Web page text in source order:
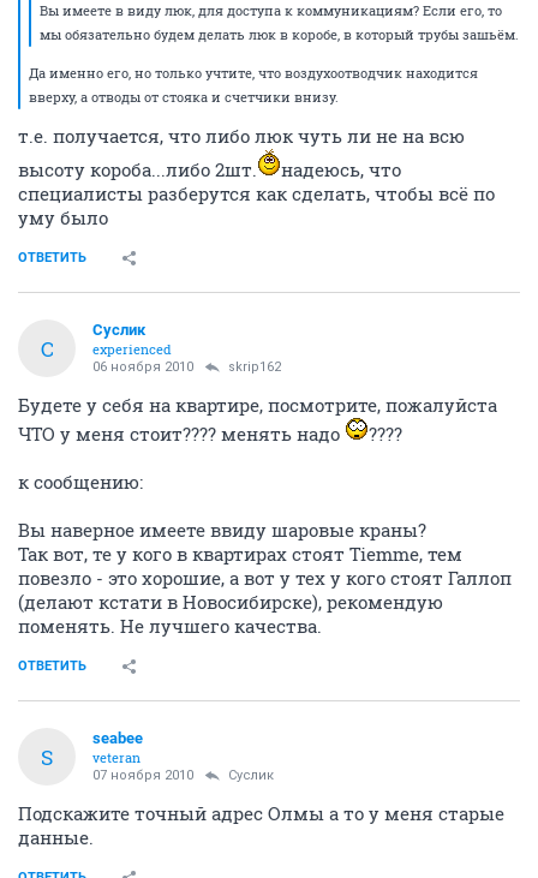
Вы имеете в виду люк, для доступа к коммуникациям? Если его, то
мы обязательно будем делать люк в коробе, в который трубы зашьём.
Да именно его, но только учтите, что воздухоотводчик находится
вверху, а отводы от стояка и счетчики внизу.
т.е. получается, что либо люк чуть ли не на всю
высоту короба...либо 2шт.
надеюсь, что
специалисты разберутся как сделать, чтобы всё по
уму было
ОТВЕТИТЬ
С
Суслик
experienced
06 ноября 2010 skrip162
Будете у себя на квартире, посмотрите, пожалуйста
ЧТО у меня стоит???? менять надо
????
к сообщению:
Вы наверное имеете ввиду шаровые краны?
Так вот, те у кого в квартирах стоят Tiemmе, тем
повезло - это хорошие, а вот у тех у кого стоят Галлоп
(делают кстати в Новосибирске), рекомендую
поменять. Не лучшего качества.
ОТВЕТИТЬ
S
seabee
veteran
07 ноября 2010 Суслик
Подскажите точный адрес Олмы а то у меня старые
данные.